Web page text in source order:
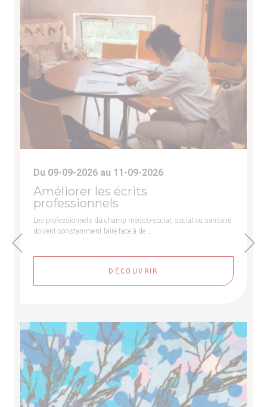
Du 09-09-2026 au 11-09-2026
Améliorer les écrits
professionnels
Les professionnels du champ médico-social, social ou sanitaire
doivent constamment faire face à de …
DÉCOUVRIR